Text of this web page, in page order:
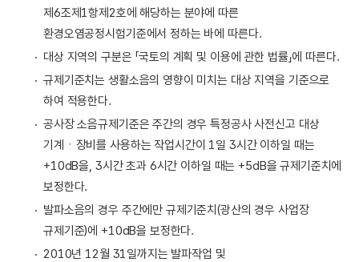
제6조제1항제2호에 해당하는 분야에 따른
환경오염공정시험기준에서 정하는 바에 따른다.
대상 지역의 구분은 「국토의 계획 및 이용에 관한 법률」에 따른다.
규제기준치는 생활소음의 영향이 미치는 대상 지역을 기준으로
하여 적용한다.
공사장 소음규제기준은 주간의 경우 특정공사 사전신고 대상
기계ㆍ장비를 사용하는 작업시간이 1일 3시간 이하일 때는
+10dB을, 3시간 초과 6시간 이하일 때는 +5dB을 규제기준치에
보정한다.
발파소음의 경우 주간에만 규제기준치(광산의 경우 사업장
규제기준)에 +10dB을 보정한다.
2010년 12월 31일까지는 발파작업 및